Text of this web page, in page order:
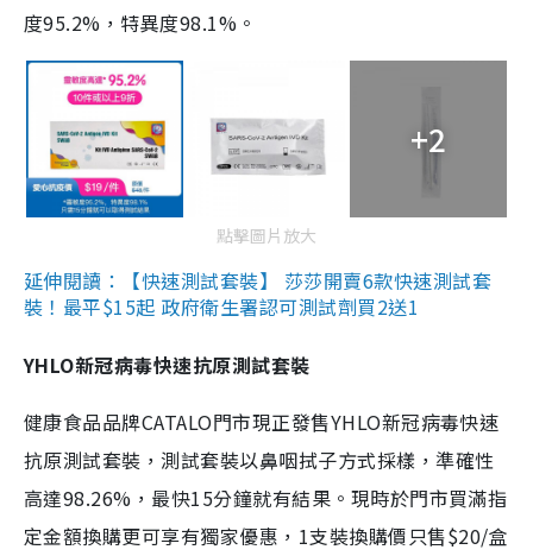
度95.2%，特異度98.1%。
+2
點擊圖片放大
延伸閱讀：【快速測試套裝】 莎莎開賣6款快速測試套
裝！最平$15起 政府衛生署認可測試劑買2送1
YHLO新冠病毒快速抗原測試套裝
健康食品品牌CATALO門市現正發售YHLO新冠病毒快速
抗原測試套裝，測試套裝以鼻咽拭子方式採樣，準確性
高達98.26%，最快15分鐘就有結果。現時於門市買滿指
定金額換購更可享有獨家優惠，1支裝換購價只售$20/盒